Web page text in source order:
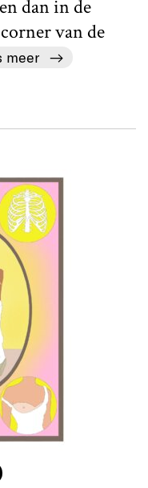
dan in de
van de
meer